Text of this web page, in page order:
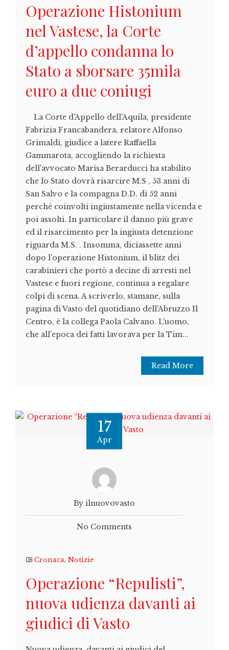
Operazione Histonium
nel Vastese, la Corte
d’appello condanna lo
Stato a sborsare 35mila
euro a due coniugi
La Corte d'Appello dell'Aquila, presidente
Fabrizia Francabandera, relatore Alfonso
Grimaldi, giudice a latere Raffaella
Gammarota, accogliendo la richiesta
dell'avvocato Marisa Berarducci ha stabilito
che lo Stato dovrà risarcire M.S , 53 anni di
San Salvo e la compagna D.D. di 52 anni
perchè coinvolti ingiustamente nella vicenda e
poi assolti. In particolare il danno più grave
ed il risarcimento per la ingiusta detenzione
riguarda M.S. . Insomma, diciassette anni
dopo l’operazione Histonium, il blitz dei
carabinieri che portò a decine di arresti nel
Vastese e fuori regione, continua a regalare
colpi di scena. A scriverlo, stamane, sulla
pagina di Vasto del quotidiano dell'Abruzzo Il
Centro, è la collega Paola Calvano. L'uomo,
che all'epoca dei fatti lavorava per la Tim...
Read More
17
Apr
By ilnuovovasto
No Comments
Cronaca, Notizie
Operazione “Repulisti”,
nuova udienza davanti ai
giudici di Vasto